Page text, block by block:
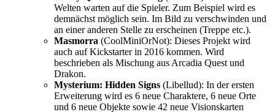
Welten warten auf die Spieler. Zum Beispiel wird es
demnächst möglich sein. Im Bild zu verschwinden und
an einer anderen Stelle zu erscheinen (Treppe etc.).
Masmorra (CoolMiniOrNot): Dieses Projekt wird
auch auf Kickstarter in 2016 kommen. Wird
beschrieben als Mischung aus Arcadia Quest und
Drakon.
Mysterium: Hidden Signs (Libellud): In der ersten
Erweiterung wird es 6 neue Charaktere, 6 neue Orte
und 6 neue Objekte sowie 42 neue Visionskarten